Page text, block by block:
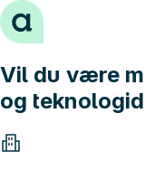
Hopp til innhold
Vil du være
og